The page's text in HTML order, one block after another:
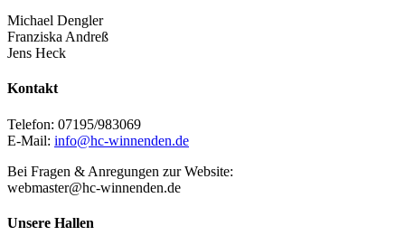
Michael Dengler
Franziska Andreß
Jens Heck
Kontakt
Telefon: 07195/983069
E-Mail: info@hc-winnenden.de
Bei Fragen & Anregungen zur Website:
webmaster@hc-winnenden.de
Unsere Hallen